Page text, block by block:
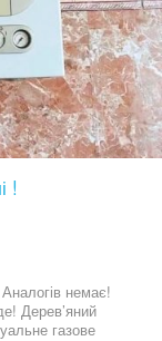
!
немає!
Дерев’яний
газове